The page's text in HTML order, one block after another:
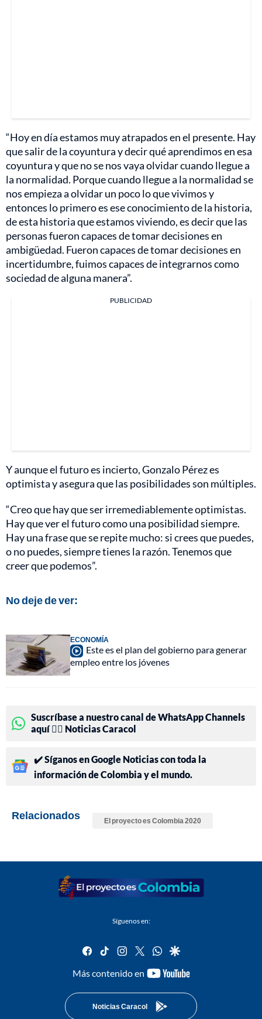
“Hoy en día estamos muy atrapados en el presente. Hay
que salir de la coyuntura y decir qué aprendimos en esa
coyuntura y que no se nos vaya olvidar cuando llegue a
la normalidad. Porque cuando llegue a la normalidad se
nos empieza a olvidar un poco lo que vivimos y
entonces lo primero es ese conocimiento de la historia,
de esta historia que estamos viviendo, es decir que las
personas fueron capaces de tomar decisiones en
ambigüedad. Fueron capaces de tomar decisiones en
incertidumbre, fuimos capaces de integrarnos como
sociedad de alguna manera”.
PUBLICIDAD
Y aunque el futuro es incierto, Gonzalo Pérez es
optimista y asegura que las posibilidades son múltiples.
“Creo que hay que ser irremediablemente optimistas.
Hay que ver el futuro como una posibilidad siempre.
Hay una frase que se repite mucho: si crees que puedes,
o no puedes, siempre tienes la razón. Tenemos que
creer que podemos”.
No deje de ver:
ECONOMÍA
Este es el plan del gobierno para generar
empleo entre los jóvenes
Suscríbase a nuestro canal de WhatsApp Channels
aquí 👉🏻 Noticias Caracol
✔️ Síganos en Google Noticias con toda la
información de Colombia y el mundo.
Relacionados El proyecto es Colombia 2020
Síguenos en:
facebook
tiktok instagram
twitterwhatsapp
google
Más contenido en
youtube-
Noticias Caracol